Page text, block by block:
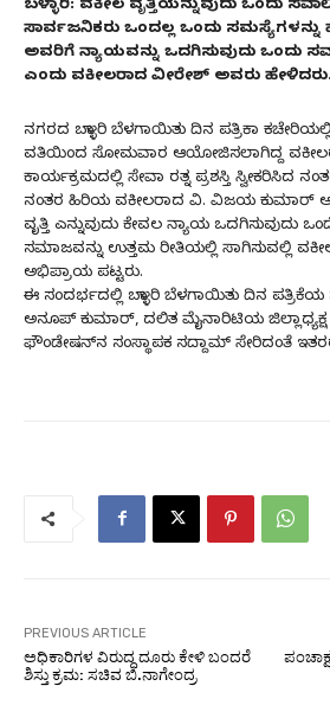
ಬಳ್ಳಾರಿ: ವಕೀಲ ವೃತ್ತಿಯನ್ನುವುದು ಒಂದು
ಸಾರ್ವಜನಿಕರು ಒಂದಲ್ಲ ಒಂದು ಸಮಸ್ಯೆಗಳನ್ನು
ಅವರಿಗೆ ನ್ಯಾಯವನ್ನು ಒದಗಿಸುವುದು ಒಂದು
ಎಂದು ವಕೀಲರಾದ ವೀರೇಶ್ ಅವರು ಹೇಳಿದರು.
ನಗರದ ಬಳ್ಳಾರಿ ಬೆಳಗಾಯಿತು ದಿನ ಪತ್ರಿಕಾ
ವತಿಯಿಂದ ಸೋಮವಾರ ಆಯೋಜಿಸಲಾಗಿದ್ದ
ಕಾರ್ಯಕ್ರಮದಲ್ಲಿ ಸೇವಾ ರತ್ನ ಪ್ರಶಸ್ತಿ ಸ್ವೀಕರಿಸಿದ
ನಂತರ ಹಿರಿಯ ವಕೀಲರಾದ ವಿ. ವಿಜಯ ಕುಮಾರ್
ವೃತ್ತಿ ಎನ್ನುವುದು ಕೇವಲ ನ್ಯಾಯ ಒದಗಿಸುವುದು
ಸಮಾಜವನ್ನು ಉತ್ತಮ ರೀತಿಯಲ್ಲಿ ಸಾಗಿಸುವಲ್ಲಿ
ಅಭಿಪ್ರಾಯ ಪಟ್ಟರು.
ಈ ಸಂದರ್ಭದಲ್ಲಿ ಬಳ್ಳಾರಿ ಬೆಳಗಾಯಿತು ದಿನ
ಅನೂಪ್ ಕುಮಾರ್, ದಲಿತ ಮೈನಾರಿಟಿಯ
ಫೌಂಡೇಷನ್‌ನ ಸಂಸ್ಥಾಪಕ ಸದ್ದಾಮ್ ಸೇರಿದಂತೆ
PREVIOUS ARTICLE
ಅಧಿಕಾರಿಗಳ ವಿರುದ್ಧ ದೂರು ಕೇಳಿ ಬಂದರೆ
ಶಿಸ್ತು ಕ್ರಮ: ಸಚಿವ ಬಿ.ನಾಗೇಂದ್ರ